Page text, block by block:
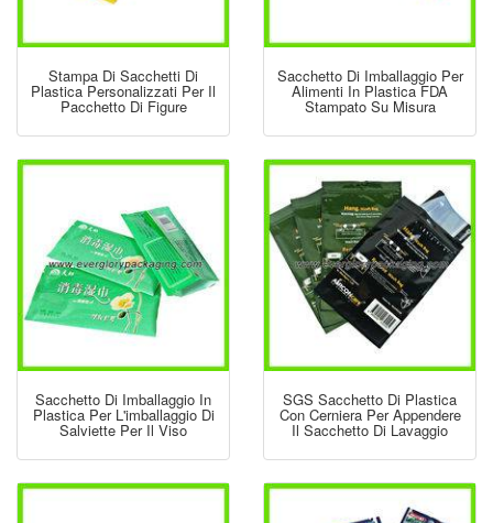
Stampa Di Sacchetti Di
Plastica Personalizzati Per Il
Pacchetto Di Figure
Sacchetto Di Imballaggio Per
Alimenti In Plastica FDA
Stampato Su Misura
Sacchetto Di Imballaggio In
Plastica Per L'imballaggio Di
Salviette Per Il Viso
SGS Sacchetto Di Plastica
Con Cerniera Per Appendere
Il Sacchetto Di Lavaggio